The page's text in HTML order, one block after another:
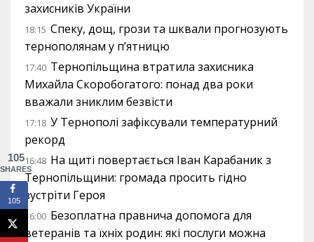
захисників України
18:15 Спеку, дощ, грози та шквали прогнозують
тернополянам у п’ятницю
17:40 Тернопільщина втратила захисника
Михайла Скоробогатого: понад два роки
вважали зниклим безвісти
17:18 У Тернополі зафіксували температурний
рекорд
16:48 На щиті повертається Іван Карабаник з
Тернопільщини: громада просить гідно
зустріти Героя
16:00 Безоплатна правнича допомога для
ветеранів та їхніх родин: які послуги можна
105
SHARES
105